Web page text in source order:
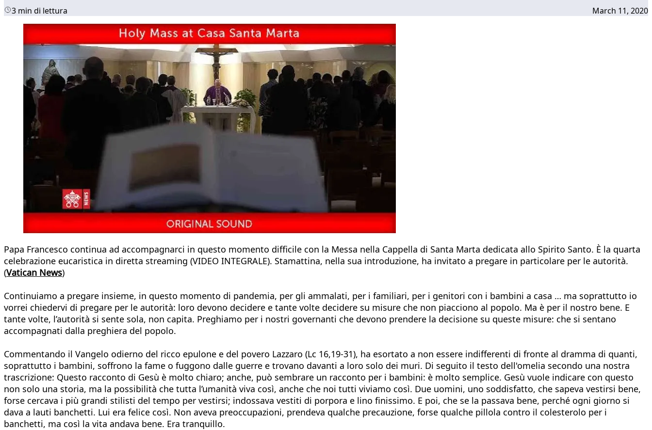
3 min di lettura March 11, 2020
Papa Francesco continua ad accompagnarci in questo momento difficile con la Messa nella Cappella di Santa Marta dedicata allo Spirito Santo. È la quarta
celebrazione eucaristica in diretta streaming (VIDEO INTEGRALE). Stamattina, nella sua introduzione, ha invitato a pregare in particolare per le autorità.
(Vatican News)
Continuiamo a pregare insieme, in questo momento di pandemia, per gli ammalati, per i familiari, per i genitori con i bambini a casa … ma soprattutto io
vorrei chiedervi di pregare per le autorità: loro devono decidere e tante volte decidere su misure che non piacciono al popolo. Ma è per il nostro bene. E
tante volte, l’autorità si sente sola, non capita. Preghiamo per i nostri governanti che devono prendere la decisione su queste misure: che si sentano
accompagnati dalla preghiera del popolo.
Commentando il Vangelo odierno del ricco epulone e del povero Lazzaro (Lc 16,19-31), ha esortato a non essere indifferenti di fronte al dramma di quanti,
soprattutto i bambini, soffrono la fame o fuggono dalle guerre e trovano davanti a loro solo dei muri. Di seguito il testo dell'omelia secondo una nostra
trascrizione: Questo racconto di Gesù è molto chiaro; anche, può sembrare un racconto per i bambini: è molto semplice. Gesù vuole indicare con questo
non solo una storia, ma la possibilità che tutta l’umanità viva così, anche che noi tutti viviamo così. Due uomini, uno soddisfatto, che sapeva vestirsi bene,
forse cercava i più grandi stilisti del tempo per vestirsi; indossava vestiti di porpora e lino finissimo. E poi, che se la passava bene, perché ogni giorno si
dava a lauti banchetti. Lui era felice così. Non aveva preoccupazioni, prendeva qualche precauzione, forse qualche pillola contro il colesterolo per i
banchetti, ma così la vita andava bene. Era tranquillo.